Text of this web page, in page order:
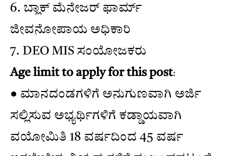
6. ಬ್ಲಾಕ್ ಮೆನೇಜರ್ ಫಾರ್ಮ್
ಜೀವನೋಪಾಯ ಅಧಿಕಾರಿ
7. DEO MIS ಸಂಯೋಜಕರು
Age limit to apply for this post:
● ಮಾನದಂಡಗಳಿಗೆ ಅನುಗುಣವಾಗಿ ಅರ್ಜಿ
ಸಲ್ಲಿಸುವ ಅಭ್ಯರ್ಥಿಗಳಿಗೆ ಕಡ್ಡಾಯವಾಗಿ
ವಯೋಮಿತಿ 18 ವರ್ಷದಿಂದ 45 ವರ್ಷ